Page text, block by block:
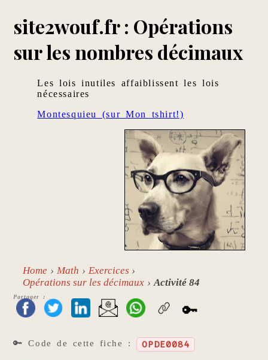
site2wouf.fr : Opérations
sur les nombres décimaux
Les lois inutiles affaiblissent les lois
nécessaires
Montesquieu (sur Mon tshirt!)
Home Math
Exercices
Opérations sur les décimaux
Activité 84
Partager :
🔑
🔑 Code de cette fiche : OPDE0084